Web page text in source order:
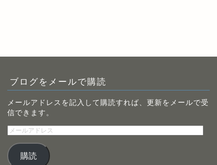
ブログをメールで購読
メールアドレスを記入して購読すれば、更新をメールで受
信できます。
メ
ル
ア
購読